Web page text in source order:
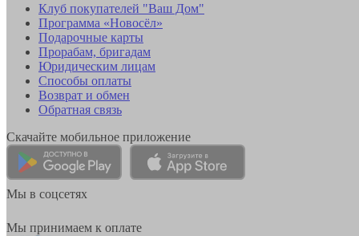
Клуб покупателей "Ваш Дом"
Программа «Новосёл»
Подарочные карты
Прорабам, бригадам
Юридическим лицам
Способы оплаты
Возврат и обмен
Обратная связь
Скачайте мобильное приложение
Мы в соцсетях
Мы принимаем к оплате